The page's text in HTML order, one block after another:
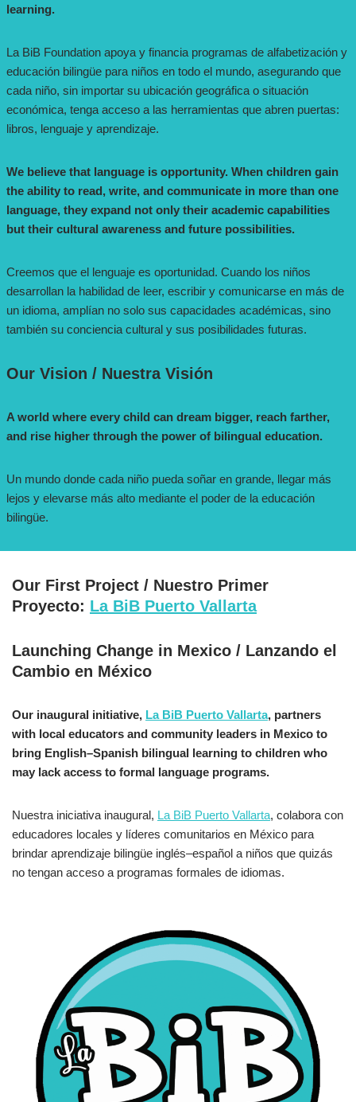
learning.
La BiB Foundation apoya y financia programas de alfabetización y
educación bilingüe para niños en todo el mundo, asegurando que
cada niño, sin importar su ubicación geográfica o situación
económica, tenga acceso a las herramientas que abren puertas:
libros, lenguaje y aprendizaje.
We believe that language is opportunity. When children gain
the ability to read, write, and communicate in more than one
language, they expand not only their academic capabilities
but their cultural awareness and future possibilities.
Creemos que el lenguaje es oportunidad. Cuando los niños
desarrollan la habilidad de leer, escribir y comunicarse en más de
un idioma, amplían no solo sus capacidades académicas, sino
también su conciencia cultural y sus posibilidades futuras.
Our Vision / Nuestra Visión
A world where every child can dream bigger, reach farther,
and rise higher through the power of bilingual education.
Un mundo donde cada niño pueda soñar en grande, llegar más
lejos y elevarse más alto mediante el poder de la educación
bilingüe.
Our First Project / Nuestro Primer
Proyecto: La BiB Puerto Vallarta
Launching Change in Mexico / Lanzando el
Cambio en México
Our inaugural initiative, La BiB Puerto Vallarta, partners
with local educators and community leaders in Mexico to
bring English–Spanish bilingual learning to children who
may lack access to formal language programs.
Nuestra iniciativa inaugural, La BiB Puerto Vallarta, colabora con
educadores locales y líderes comunitarios en México para
brindar aprendizaje bilingüe inglés–español a niños que quizás
no tengan acceso a programas formales de idiomas.